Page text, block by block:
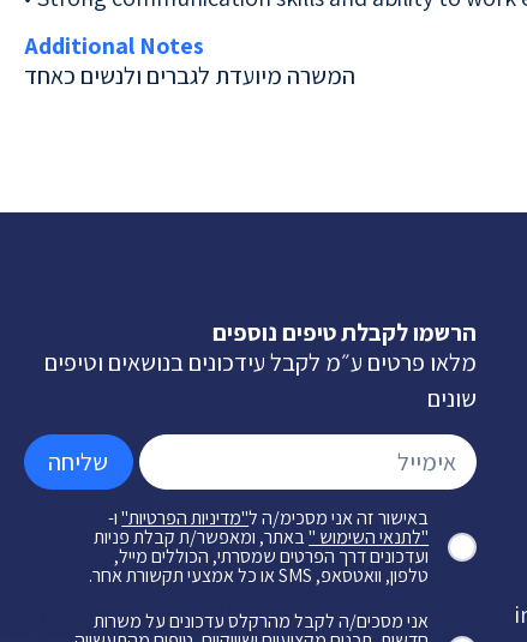
Additional Notes
המשרה מיועדת לגברים ולנשים כאחד
הרשמו לקבלת טיפים נוספים
מלאו פרטים ע״מ לקבל עידכונים בנושאים וטיפים
שונים
באישור זה אני מסכימ/ה ל"מדיניות הפרטיות"ו-
"לתנאי השימוש "באתר, ומאפשר/ת קבלת פניות
ועדכונים דרך הפרטים שמסרתי, הכוללים מייל,
טלפון, וואטסאפ, SMS או כל אמצעי תקשורת אחר.
אני מסכים/ה לקבל מהרקלס עדכונים על משרות
שליחה